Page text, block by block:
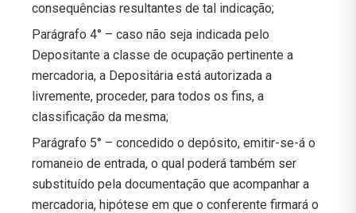
consequências resultantes de tal indicação;
Parágrafo 4° – caso não seja indicada pelo
Depositante a classe de ocupação pertinente a
mercadoria, a Depositária está autorizada a
livremente, proceder, para todos os fins, a
classificação da mesma;
Parágrafo 5° – concedido o depósito, emitir-se-á o
romaneio de entrada, o qual poderá também ser
substituído pela documentação que acompanhar a
mercadoria, hipótese em que o conferente firmará o